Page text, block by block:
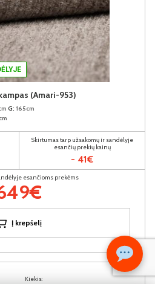
Kiekis:
(Amari-953)
G: 165cm
Skirtumas tarp užsakomų ir sandėlyje
esančių prekių kainų
- 41€
esančioms prekėms
Į krepšelį